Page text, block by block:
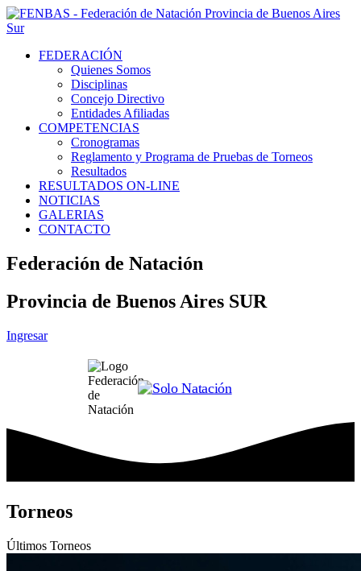
FEDERACIÓN
Quienes Somos
Disciplinas
Concejo Directivo
Entidades Afiliadas
COMPETENCIAS
Cronogramas
Reglamento y Programa de Pruebas de Torneos
Resultados
RESULTADOS ON-LINE
NOTICIAS
GALERIAS
CONTACTO
Federación de Natación
Provincia de Buenos Aires SUR
Ingresar
Torneos
Últimos Torneos